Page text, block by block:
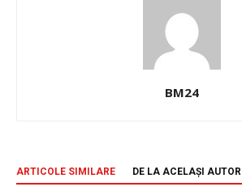
BM24
ARTICOLE SIMILARE DE LA ACELAȘI AUTOR